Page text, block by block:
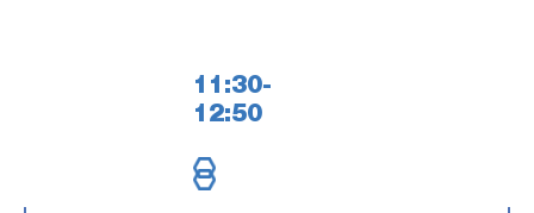
11:30-
12:50